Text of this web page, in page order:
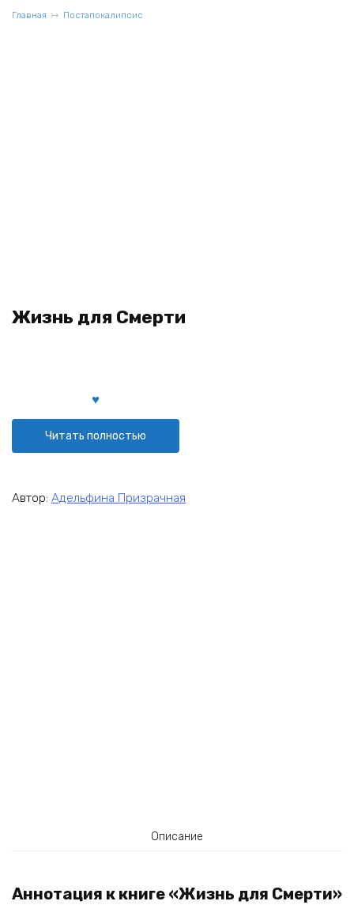
Главная Постапокалипсис
Жизнь для Смерти
Читать полностью
Автор: Адельфина Призрачная
Описание
Аннотация к книге «Жизнь для Смерти»